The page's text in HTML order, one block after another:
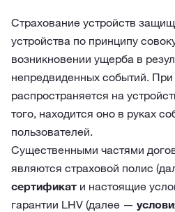
Страхование устройств
устройства по принципу
возникновении ущерба в
непредвиденных событий.
распространяется на
того, находится оно в руках
пользователей.
Существенными частями
являются страховой полис
сертификат и настоящие
гарантии LHV (далее —